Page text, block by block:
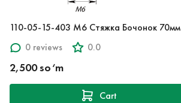
110-05-15-403 M6 Стяжка Бочонок 70мм
0 reviews
0.0
2,500 so‘m
Cart